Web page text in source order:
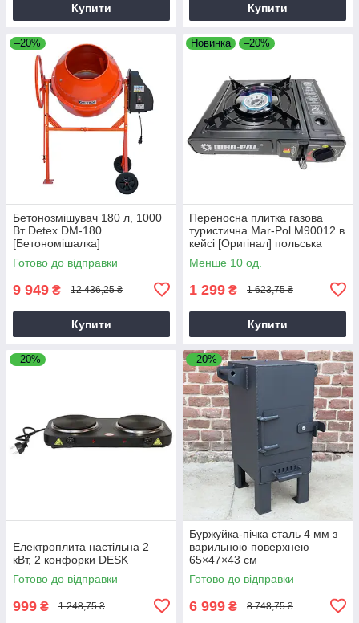
Купити Купити
–20%
Бетонозмішувач 180 л, 1000
Вт Detex DM-180
[Бетономішалка]
Готово до відправки
9 949 ₴ 12 436,25 ₴
Купити
Новинка –20%
Переносна плитка газова
туристична Mar-Pol M90012 в
кейсі [Оригінал] польська
Менше 10 од.
1 299 ₴ 1 623,75 ₴
Купити
–20%
Електроплита настільна 2
кВт, 2 конфорки DESK
Готово до відправки
999 ₴ 1 248,75 ₴
–20%
Буржуйка-пічка сталь 4 мм з
варильною поверхнею
65×47×43 см
Готово до відправки
6 999 ₴ 8 748,75 ₴